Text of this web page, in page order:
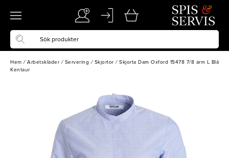
Hem / Arbetskläder / Servering / Skjortor / Skjorta Dam Oxford 15478 7/8 ärm L Blå
Kentaur